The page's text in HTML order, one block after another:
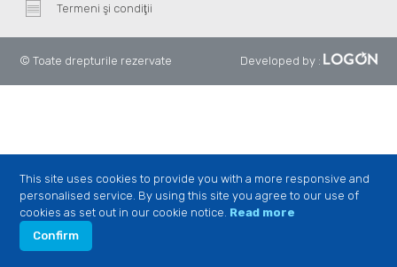
Termeni şi condiţii
© Toate drepturile rezervate Developed by :
This site uses cookies to provide you with a more responsive and
personalised service. By using this site you agree to our use of
cookies as set out in our cookie notice. Read more
Confirm